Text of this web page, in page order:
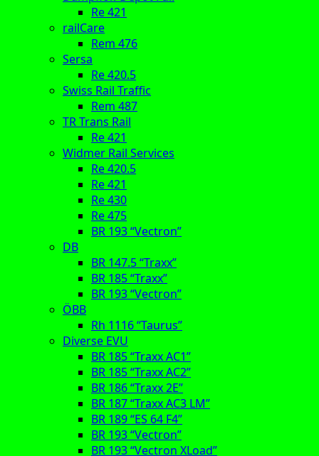
Re 421
railCare
Rem 476
Sersa
Re 420.5
Swiss Rail Traffic
Rem 487
TR Trans Rail
Re 421
Widmer Rail Services
Re 420.5
Re 421
Re 430
Re 475
BR 193 “Vectron”
DB
BR 147.5 “Traxx”
BR 185 “Traxx”
BR 193 “Vectron”
ÖBB
Rh 1116 “Taurus”
Diverse EVU
BR 185 “Traxx AC1”
BR 185 “Traxx AC2”
BR 186 “Traxx 2E”
BR 187 “Traxx AC3 LM”
BR 189 “ES 64 F4”
BR 193 “Vectron”
BR 193 “Vectron XLoad”